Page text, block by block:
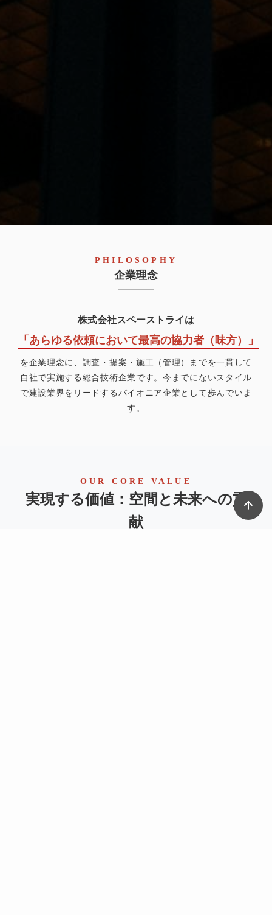
PHILOSOPHY
企業理念
株式会社スペーストライは
「あらゆる依頼において最高の協力者（味方）」
を企業理念に、調査・提案・施工（管理）までを一貫して
自社で実施する総合技術企業です。今までにないスタイル
で建設業界をリードするパイオニア企業として歩んでいま
す。
OUR CORE VALUE
実現する価値：空間と未来への貢
献